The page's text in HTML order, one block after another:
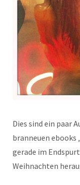
Dies sind ein paar
branneuen ebooks
gerade im
Weihnachten